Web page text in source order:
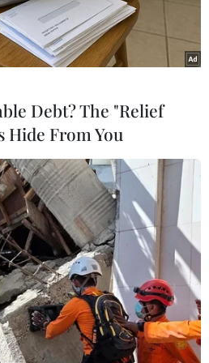
Hướng Việt bị hư hỏng, sập đổ do
Hồ Cầu/TTXVN)
tác của Tỉnh ủy, Hội
nhân dân, Ủy ban Mặt
tỉnh Quảng Trị đã đến
tra tình hình thiệt hại
Debt? The "Relief
From You